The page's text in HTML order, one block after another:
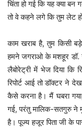
चिंता हो गई कि यह क्या
तो वे कहने लगे कि तुम लेट
काम खराब है, तुम किसी
हमने जगराओ के मशहूर डॉ.
लैबोरेट्री में भेज दिया कि
रिपोर्ट आई तो डॉक्टर ने
कैसे करना है। मैं घबरा
गई, परंतु मालिक-सतगुरु ने
है। पूज्य हजूर पिता जी के